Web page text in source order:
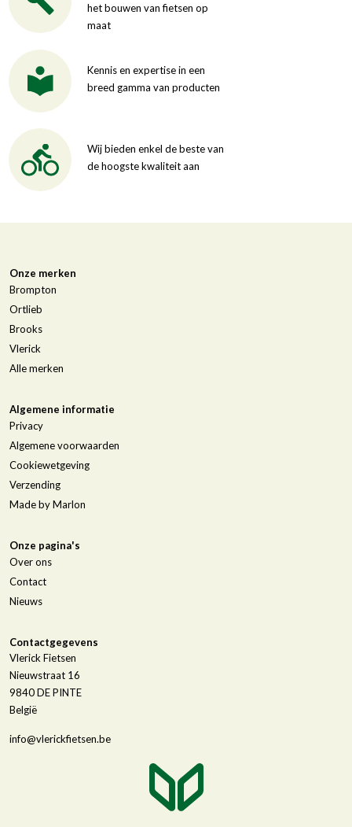
het bouwen van fietsen op
maat
Kennis en expertise in een
breed gamma van producten
Wij bieden enkel de beste van
de hoogste kwaliteit aan
Onze merken
Brompton
Ortlieb
Brooks
Vlerick
Alle merken
Algemene informatie
Privacy
Algemene voorwaarden
Cookiewetgeving
Verzending
Made by Marlon
Onze pagina's
Over ons
Contact
Nieuws
Contactgegevens
Vlerick Fietsen
Nieuwstraat 16
9840DE PINTE
België
info@vlerickfietsen.be